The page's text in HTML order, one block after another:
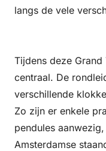
langs de vele
Tijdens deze Grand
centraal. De
verschillende
Zo zijn er enkele
pendules
Amsterdamse